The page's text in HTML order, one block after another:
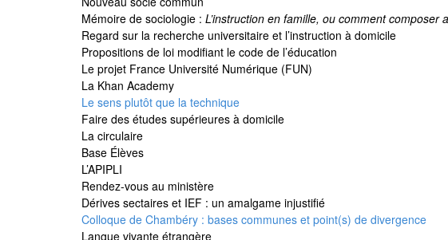
Mémoire de sociologie : L’instruction en famille, ou comment
Regard sur la recherche universitaire et l’instruction à domicile
Propositions de loi modifiant le code de l’éducation
Le projet France Université Numérique (FUN)
La Khan Academy
Le sens plutôt que la technique
Faire des études supérieures à domicile
La circulaire
Base Élèves
L’APIPLI
Rendez-vous au ministère
Dérives sectaires et IEF : un amalgame injustifié
Colloque de Chambéry : bases communes et point(s) de divergence
Langue vivante étrangère